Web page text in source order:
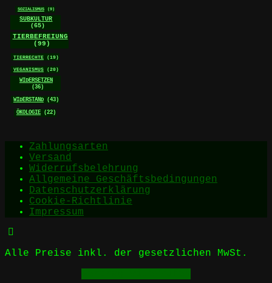
SOZIALISMUS (9)
SUBKULTUR
(65)
TIERBEFREIUNG
(99)
TIERRECHTE (19)
VEGANISMUS (20)
WIDERSETZEN
(36)
WIDERSTAND (43)
ÖKOLOGIE (22)
Zahlungsarten
Versand
Widerrufsbelehrung
Allgemeine Geschäftsbedingungen
Datenschutzerklärung
Cookie-Richtlinie
Impressum
Alle Preise inkl. der gesetzlichen MwSt.